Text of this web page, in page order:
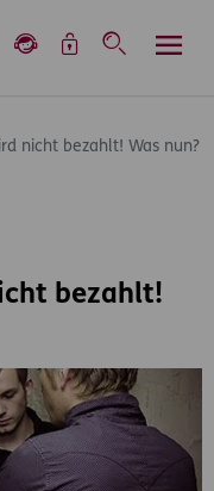
nicht bezahlt! Was nun?
bezahlt!